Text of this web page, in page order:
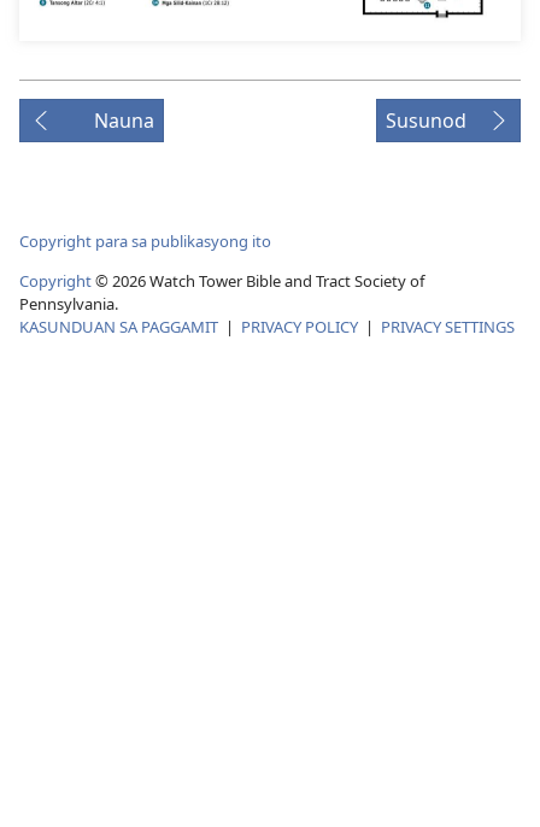
Nauna Susunod
Copyright para sa publikasyong ito
Copyright© 2026 Watch Tower Bible and Tract Society of
Pennsylvania.
KASUNDUAN SA PAGGAMIT | PRIVACY POLICY | PRIVACY SETTINGS